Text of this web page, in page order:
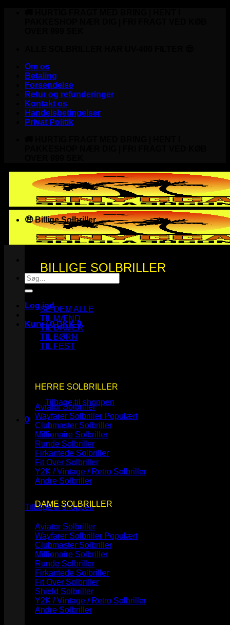
Om os
Betaling
Forsendelse
Retur og refunderinger
Kontakt os
Handelsbetingelser
Privat Politik
Søg
efter:
Log ind
Kurv /0DKK 0
Ingen varer i kurven.
Tilbage til shoppen
0
Kurv
Tilbage til shoppen
🤑 Billige Solbriller
BILLIGE SOLBRILLER
SE DEM ALLE
TIL MÆND
TIL DAMER
TIL BØRN
TIL FEST
HERRE SOLBRILLER
Aviator Solbriller
Wayfarer Solbriller
Clubmaster Solbriller
Millionaire Solbriller
Runde Solbriller
Firkantede Solbriller
Fit Over Solbriller
Y2K / Vintage / Retro Solbriller
Andre Solbriller
DAME SOLBRILLER
Aviator Solbriller
Wayfarer Solbriller
Clubmaster Solbriller
Millionaire Solbriller
Runde Solbriller
Firkantede Solbriller
Fit Over Solbriller
Shield Solbriller
Y2K / Vintage / Retro Solbriller
Andre Solbriller